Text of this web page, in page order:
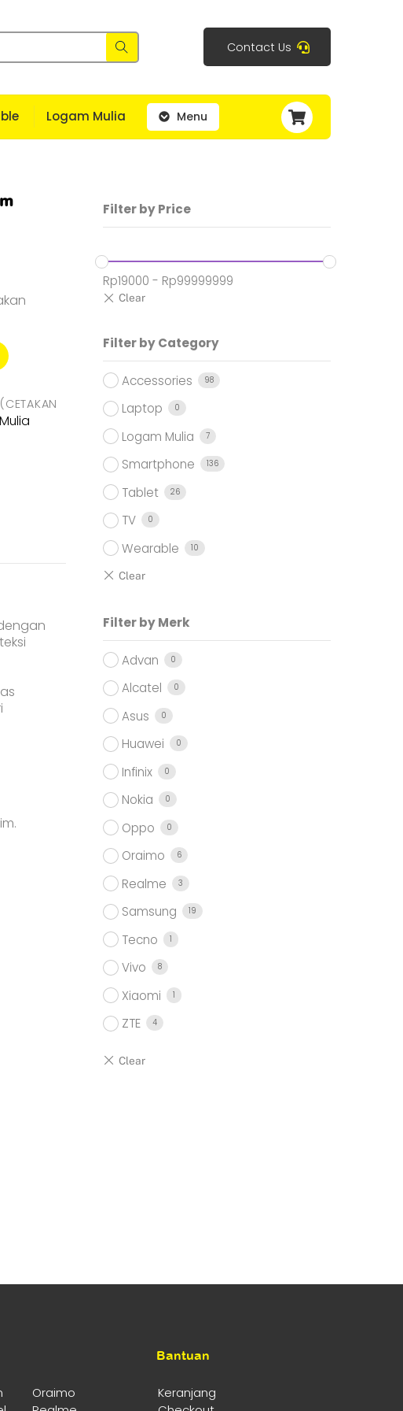
Logam Mulia Menu
Contact Us
Filter by Price
Rp19000 - Rp99999999
Filter by Category
Accessories 98
Laptop 0
Logam Mulia 7
Smartphone 136
Tablet 26
TV 0
Wearable 10
Filter by Merk
Advan 0
Alcatel 0
Asus 0
Huawei 0
Infinix 0
Nokia 0
Oppo 0
Oraimo 6
Realme 3
Samsung 19
Tecno 1
Vivo 8
Xiaomi 1
ZTE 4
Oraimo
Bantuan
Keranjang